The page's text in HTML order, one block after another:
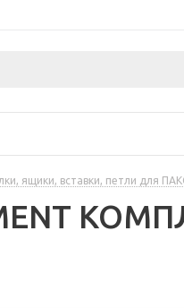
ящики, вставки, петли для